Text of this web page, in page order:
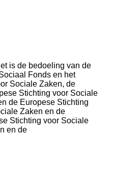
is de bedoeling van de
Fonds en het
Sociale Zaken, de
Stichting voor Sociale
de Europese Stichting
Zaken en de
Stichting voor Sociale
en de